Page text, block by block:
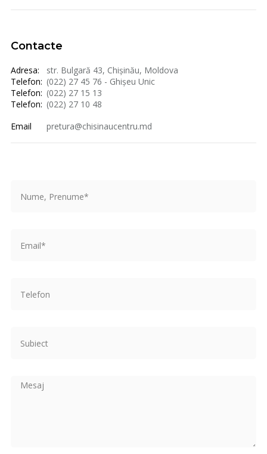
Contacte
Adresa:
str. Bulgară 43, Chișinău, Moldova
Telefon: (022) 27 45 76 - Ghișeu Unic
Telefon: (022) 27 15 13
Telefon: (022) 27 10 48
Email
pretura@chisinaucentru.md